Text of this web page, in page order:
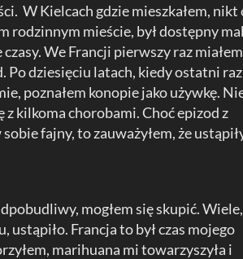
W Kielcach gdzie mieszkałem, nikt
rodzinnym mieście, był dostępny
We Francji pierwszy raz miałem
Po dziesięciu latach, kiedy ostatni raz
poznałem konopie jako używkę.
z kilkoma chorobami. Choć epizod z
fajny, to zauważyłem, że
mogłem się skupić. Wiele,
ustąpiło. Francja to był czas mojego
marihuana mi towarzyszyła i